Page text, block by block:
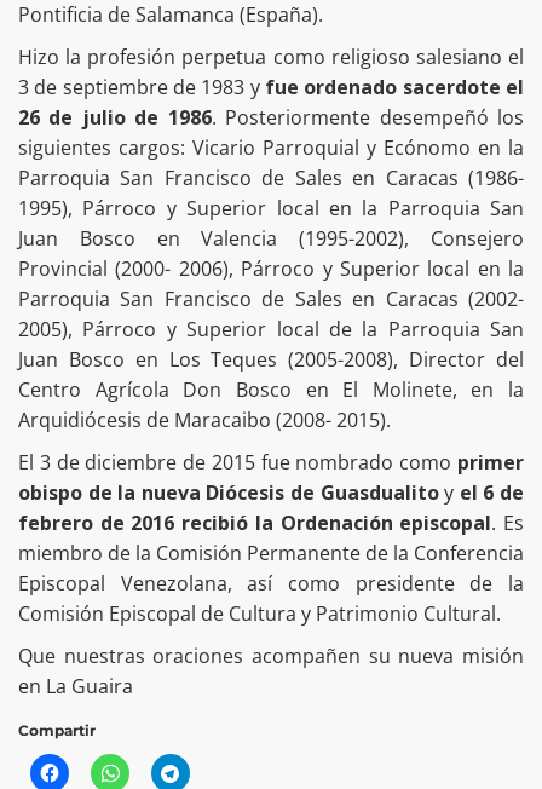
Pontificia de Salamanca (España).
Hizo la profesión perpetua como religioso salesiano el
3 de septiembre de 1983 y fue ordenado sacerdote el
26 de julio de 1986. Posteriormente desempeñó los
siguientes cargos: Vicario Parroquial y Ecónomo en la
Parroquia San Francisco de Sales en Caracas (1986-
1995), Párroco y Superior local en la Parroquia San
Juan Bosco en Valencia (1995-2002), Consejero
Provincial (2000- 2006), Párroco y Superior local en la
Parroquia San Francisco de Sales en Caracas (2002-
2005), Párroco y Superior local de la Parroquia San
Juan Bosco en Los Teques (2005-2008), Director del
Centro Agrícola Don Bosco en El Molinete, en la
Arquidiócesis de Maracaibo (2008- 2015).
El 3 de diciembre de 2015 fue nombrado como primer
obispo de la nueva Diócesis de Guasdualitoy el 6 de
febrero de 2016 recibió la Ordenación episcopal. Es
miembro de la Comisión Permanente de la Conferencia
Episcopal Venezolana, así como presidente de la
Comisión Episcopal de Cultura y Patrimonio Cultural.
Que nuestras oraciones acompañen su nueva misión
en La Guaira
Compartir